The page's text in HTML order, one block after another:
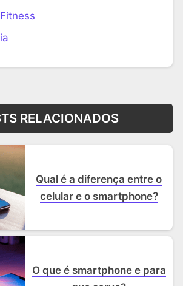
RELACIONADOS
Qual é a diferença entre o
celular e o smartphone?
O que é smartphone e para